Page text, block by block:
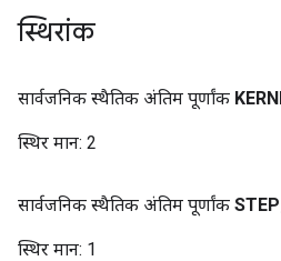
स्थिरांक
सार्वजनिक स्थैतिक अंतिम पूर्णांक
स्थिर मान: 2
सार्वजनिक स्थैतिक अंतिम पूर्णांक STEP
स्थिर मान: 1